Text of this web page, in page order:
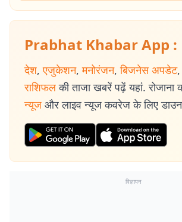
Prabhat Khabar App :
देश, एजुकेशन, मनोरंजन, बिजनेस अपडेट,
राशिफल की ताजा खबरें पढ़ें यहां. रोजाना
न्यूज और लाइव न्यूज कवरेज के लिए
विज्ञापन